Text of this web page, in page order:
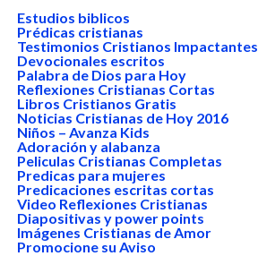
Estudios biblicos
Prédicas cristianas
Testimonios Cristianos Impactantes
Devocionales escritos
Palabra de Dios para Hoy
Reflexiones Cristianas Cortas
Libros Cristianos Gratis
Noticias Cristianas de Hoy 2016
Niños – Avanza Kids
Adoración y alabanza
Peliculas Cristianas Completas
Predicas para mujeres
Predicaciones escritas cortas
Video Reflexiones Cristianas
Diapositivas y power points
Imágenes Cristianas de Amor
Promocione su Aviso